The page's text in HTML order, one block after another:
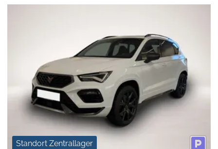
Standort Zentrallager